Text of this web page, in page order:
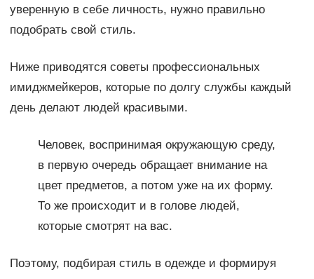
уверенную в себе личность, нужно правильно
подобрать свой стиль.
Ниже приводятся советы профессиональных
имиджмейкеров, которые по долгу службы каждый
день делают людей красивыми.
Человек, воспринимая окружающую среду,
в первую очередь обращает внимание на
цвет предметов, а потом уже на их форму.
То же происходит и в голове людей,
которые смотрят на вас.
Поэтому, подбирая стиль в одежде и формируя